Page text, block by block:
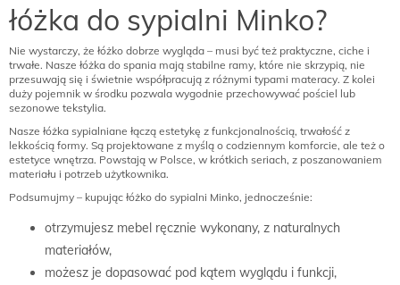
łóżka do sypialni Minko?
Nie wystarczy, że łóżko dobrze wygląda – musi być też praktyczne, ciche i
trwałe. Nasze łóżka do spania mają stabilne ramy, które nie skrzypią, nie
przesuwają się i świetnie współpracują z różnymi typami materacy. Z kolei
duży pojemnik w środku pozwala wygodnie przechowywać pościel lub
sezonowe tekstylia.
Nasze łóżka sypialniane łączą estetykę z funkcjonalnością, trwałość z
lekkością formy. Są projektowane z myślą o codziennym komforcie, ale też o
estetyce wnętrza. Powstają w Polsce, w krótkich seriach, z poszanowaniem
materiału i potrzeb użytkownika.
Podsumujmy – kupując łóżko do sypialni Minko, jednocześnie:
otrzymujesz mebel ręcznie wykonany, z naturalnych
materiałów,
możesz je dopasować pod kątem wyglądu i funkcji,